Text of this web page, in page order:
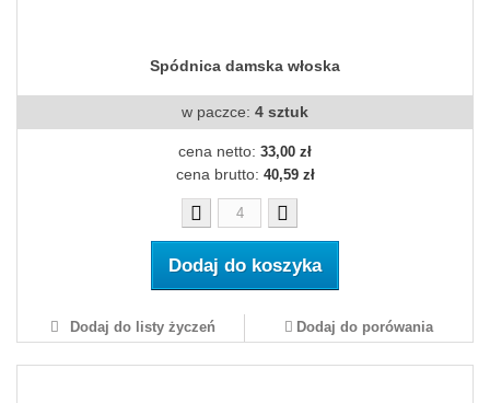
Spódnica damska włoska
w paczce: 4 sztuk
cena netto: 33,00 zł
cena brutto: 40,59 zł
Dodaj do koszyka
Dodaj do listy życzeń Dodaj do porówania